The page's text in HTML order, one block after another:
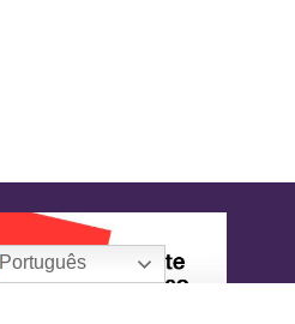
Português